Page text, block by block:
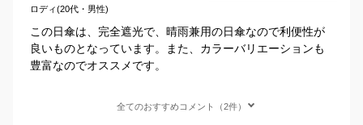
ロディ(20代・男性)
この日傘は、完全遮光で、晴雨兼用の日傘なので利便性が
良いものとなっています。また、カラーバリエーションも
豊富なのでオススメです。
全てのおすすめコメント（2件）